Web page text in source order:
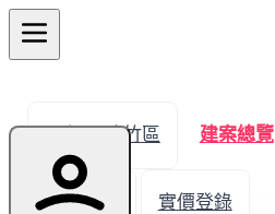
← 返回路竹區 建案總覽
生活機能 實價登錄